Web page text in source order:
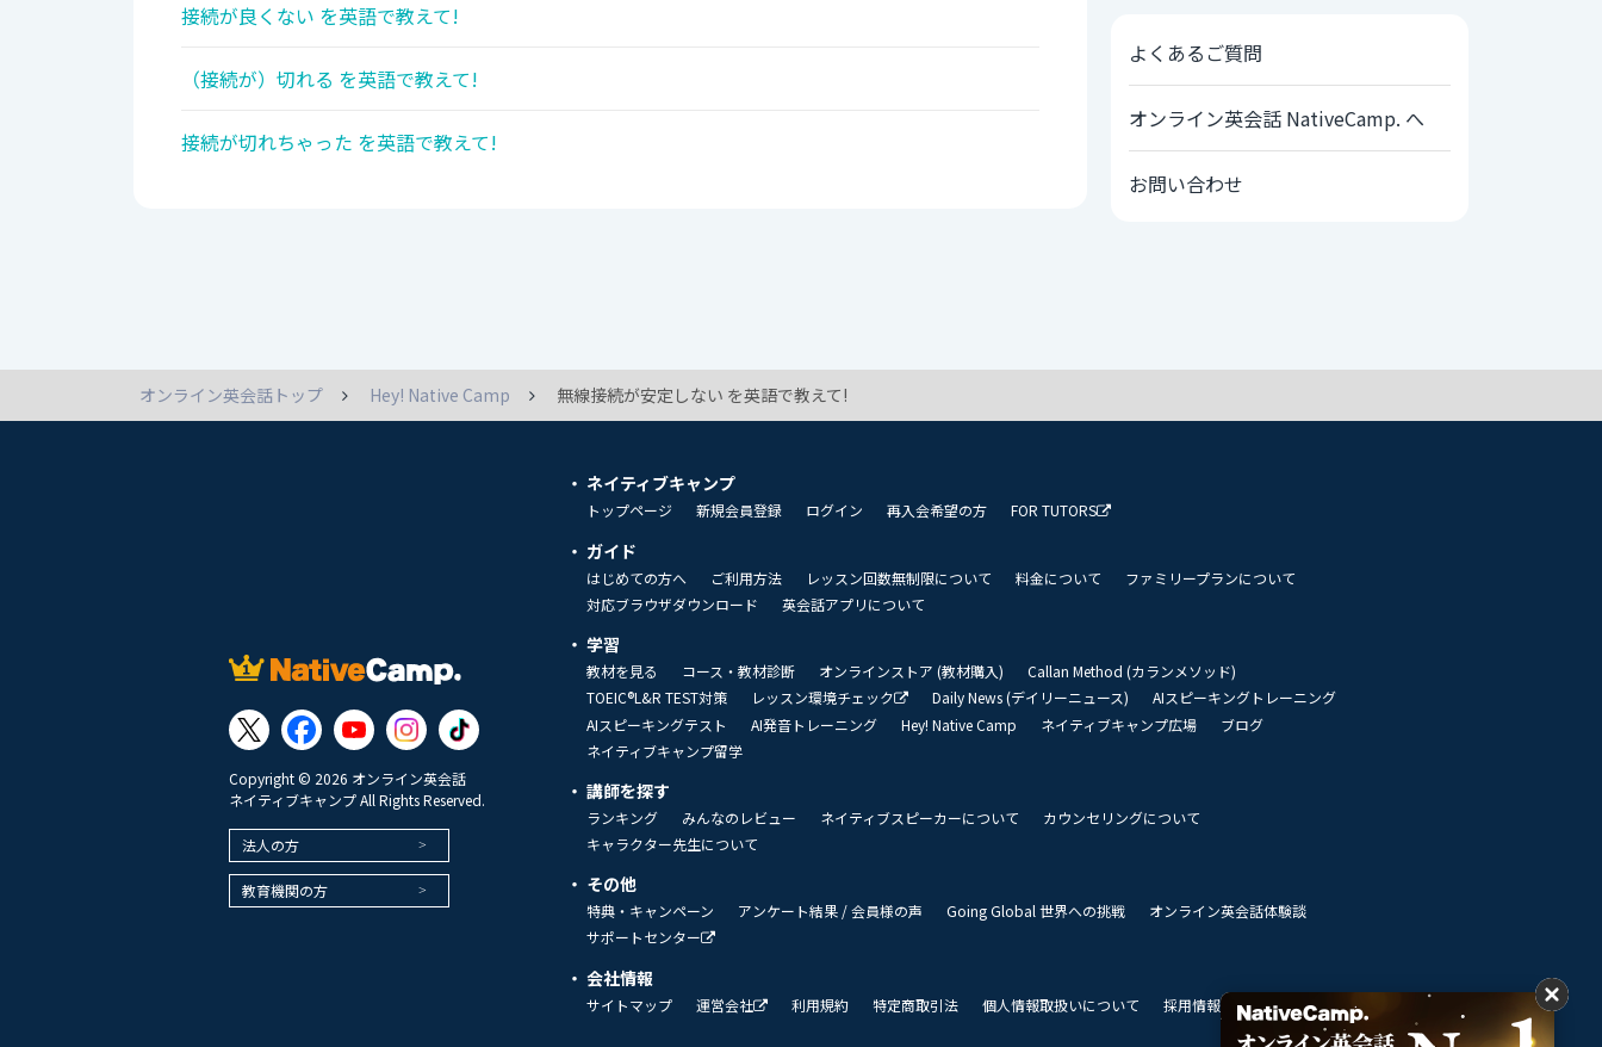
接続が良くない を英語で教えて!
（接続が）切れる を英語で教えて!
接続が切れちゃった を英語で教えて!
よくあるご質問
オンライン英会話 NativeCamp. へ
お問い合わせ
オンライン英会話トップ Hey! Native Camp 無線接続が安定しない を英語で教えて!
Copyright © 2026 オンライン英会話
ネイティブキャンプ All Rights Reserved.
法人の方
教育機関の方
ネイティブキャンプ
トップページ 新規会員登録 ログイン 再入会希望の方 FOR TUTORS
ガイド
はじめての方へ ご利用方法 レッスン回数無制限について 料金について
ファミリープランについて
対応ブラウザダウンロード
英会話アプリについて
学習
教材を見る コース・教材診断 オンラインストア (教材購入)
Callan Method (カランメソッド)
TOEIC®L&R TEST対策
レッスン環境チェック Daily News (デイリーニュース)
AIスピーキングトレーニング
AIスピーキングテスト
AI発音トレーニング Hey! Native Camp ネイティブキャンプ広場
ブログ
ネイティブキャンプ留学
講師を探す
ランキング みんなのレビュー ネイティブスピーカーについて
カウンセリングについて
キャラクター先生について
その他
特典・キャンペーン アンケート結果 / 会員様の声 Going Global 世界への挑戦
オンライン英会話体験談
サポートセンター
会社情報
サイトマップ 運営会社 利用規約 特定商取引法 個人情報取扱いについて 採用情報 私達のビジョン